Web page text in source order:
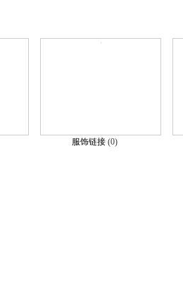
服饰链接(0)